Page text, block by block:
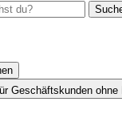
Geschäftskunden ohne